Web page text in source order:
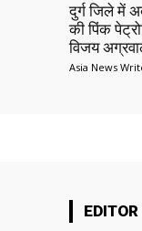
दुर्ग जिले में
की पिंक
विजय
Asia News